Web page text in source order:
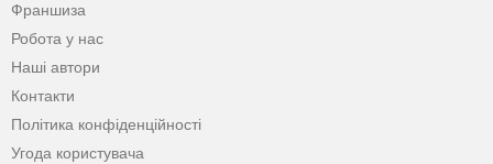
Франшиза
Робота у нас
Наші автори
Контакти
Політика конфіденційності
Угода користувача